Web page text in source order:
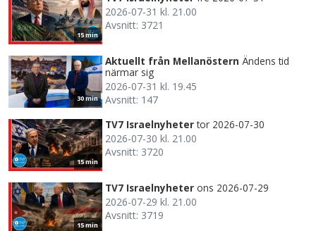
15 min
2026-07-31 kl. 21.00
Avsnitt: 3721
30 min
Aktuellt från Mellanöstern Ändens tid
närmar sig
2026-07-31 kl. 19.45
Avsnitt: 147
15 min
TV7 Israelnyheter tor 2026-07-30
2026-07-30 kl. 21.00
Avsnitt: 3720
15 min
TV7 Israelnyheter ons 2026-07-29
2026-07-29 kl. 21.00
Avsnitt: 3719